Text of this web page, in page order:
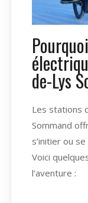
de-Lys
Les stations
Sommand
s’initier ou
Voici
l’aventure :